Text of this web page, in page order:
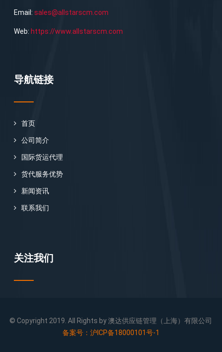
Email:sales@allstarscm.com
Web: https://www.allstarscm.com
导航链接
首页
公司简介
国际货运代理
货代服务优势
新闻资讯
联系我们
关注我们
© Copyright 2019. All Rights by 澳达供应链管理（上海）有限公司
备案号：沪ICP备18000101号-1